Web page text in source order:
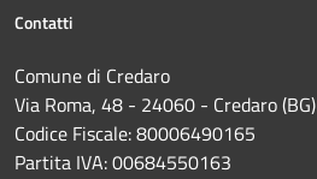
Contatti
Comune di Credaro
Via Roma, 48 - 24060 - Credaro (BG)
Codice Fiscale: 80006490165
Partita IVA: 00684550163